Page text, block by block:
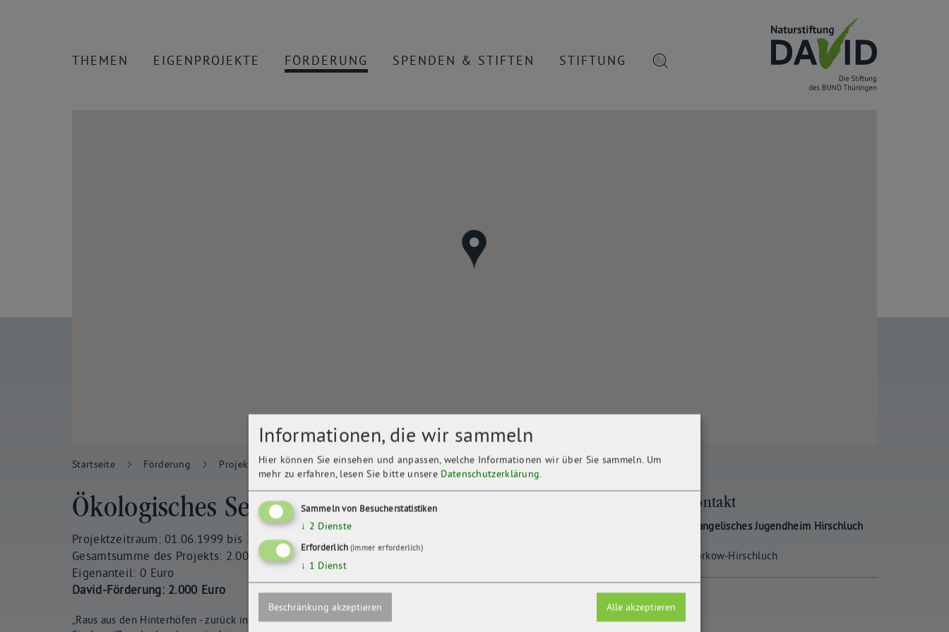
THEMEN EIGENPROJEKTE FÖRDERUNG SPENDEN & STIFTEN STIFTUNG
Startseite Förderung Projektübersicht
Ökologisches Seminarhaus Hirschluch
Projektzeitraum: 01.06.1999 bis 31.12.1999
Gesamtsumme des Projekts: 2.000 Euro
Eigenanteil: 0 Euro
David-Förderung: 2.000 Euro
„Raus aus den Hinterhöfen - zurück in die Natur“ - das war 1925 das Motto mit dem das Evangelische Jugendheim Hirschluch in
Kontakt
Evangelisches Jugendheim Hirschluch
Storkow-Hirschluch
Informationen, die wir sammeln
Hier können Sie einsehen und anpassen, welche Informationen wir über Sie sammeln. Um
mehr zu erfahren, lesen Sie bitte unsere Datenschutzerklärung.
Sammeln von Besucherstatistiken
↓ 2 Dienste
Erforderlich (immer erforderlich)
↓ 1 Dienst
Beschränkung akzeptieren Alle akzeptieren